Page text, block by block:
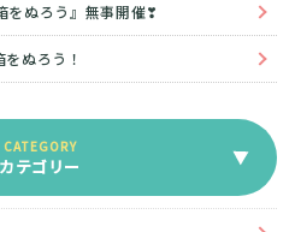
ぬろう』無事開催❣
ぬろう！
カテゴリー